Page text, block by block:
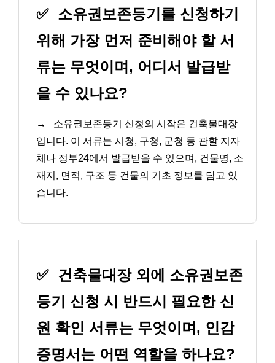
✅ 소유권보존등기를 신청하기
위해 가장 먼저 준비해야 할 서
류는 무엇이며, 어디서 발급받
을 수 있나요?
→
소유권보존등기 신청의 시작은 건축물대장
입니다. 이 서류는 시청, 구청, 군청 등 관할 지자
체나 정부24에서 발급받을 수 있으며, 건물명, 소
재지, 면적, 구조 등 건물의 기초 정보를 담고 있
습니다.
✅
건축물대장 외에 소유권보존
등기 신청 시 반드시 필요한 신
원 확인 서류는 무엇이며, 인감
증명서는 어떤 역할을 하나요?